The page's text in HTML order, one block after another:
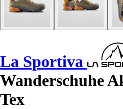
La Sportiva
Wanderschuhe
Tex